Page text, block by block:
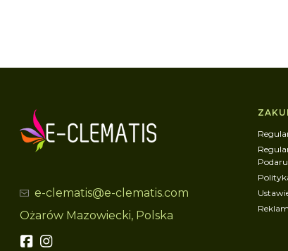
e-clematis@e-clematis.com
Ożarów Mazowiecki, Polska